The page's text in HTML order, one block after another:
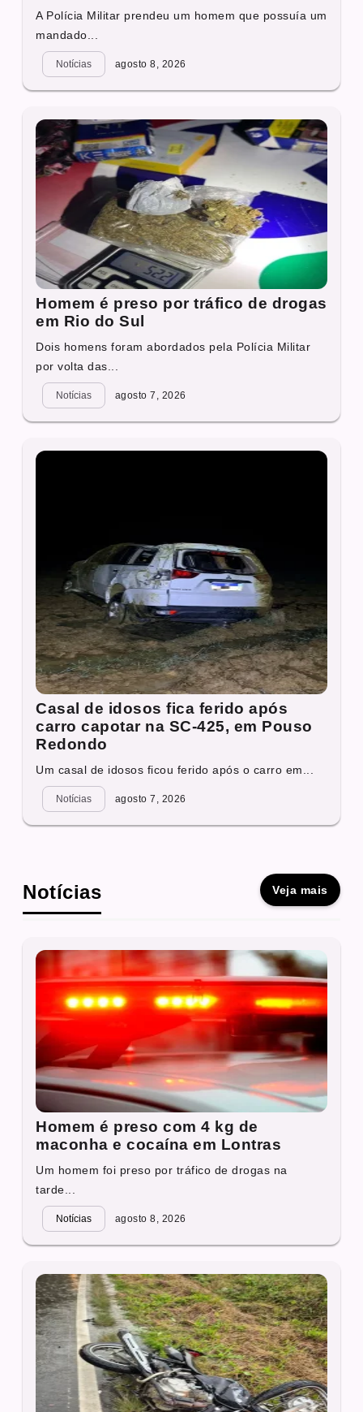
A Polícia Militar prendeu um homem que possuía um
mandado...
Notícias agosto 8, 2026
Homem é preso por tráfico de drogas
em Rio do Sul
Dois homens foram abordados pela Polícia Militar
por volta das...
Notícias agosto 7, 2026
Casal de idosos fica ferido após
carro capotar na SC-425, em Pouso
Redondo
Um casal de idosos ficou ferido após o carro em...
Notícias agosto 7, 2026
Notícias Veja mais
Homem é preso com 4 kg de
maconha e cocaína em Lontras
Um homem foi preso por tráfico de drogas na
tarde...
Notícias agosto 8, 2026